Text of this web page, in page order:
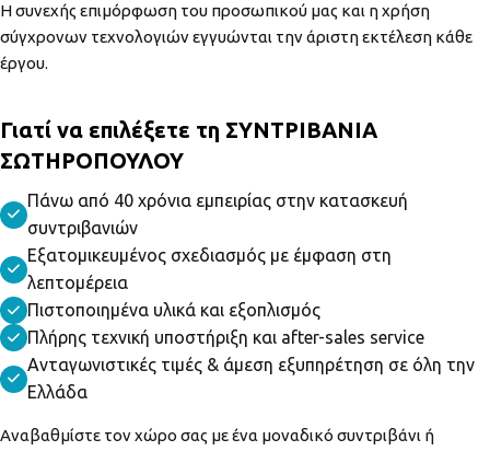
Η συνεχής επιμόρφωση του προσωπικού μας και η χρήση
σύγχρονων τεχνολογιών εγγυώνται την άριστη εκτέλεση κάθε
έργου.
Γιατί να επιλέξετε τη ΣΥΝΤΡΙΒΑΝΙΑ
ΣΩΤΗΡΟΠΟΥΛΟΥ
Πάνω από 40 χρόνια εμπειρίας στην κατασκευή
συντριβανιών
Εξατομικευμένος σχεδιασμός με έμφαση στη
λεπτομέρεια
Πιστοποιημένα υλικά και εξοπλισμός
Πλήρης τεχνική υποστήριξη και after-sales service
Ανταγωνιστικές τιμές & άμεση εξυπηρέτηση σε όλη την
Ελλάδα
Αναβαθμίστε τον χώρο σας με ένα μοναδικό συντριβάνι ή